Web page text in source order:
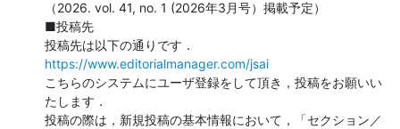
（2026. vol. 41, no. 1 (2026年3月号）掲載予定）
■投稿先
https://www.editorialmanager.com/jsai
こちらのシステムにユーザ登録をして頂き，投稿をお願いい
たします．
投稿の際は，新規投稿の基本情報において，「セクション／